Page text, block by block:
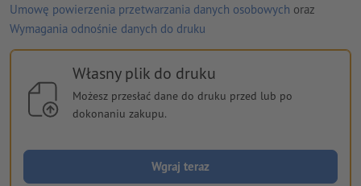
Umowę powierzenia przetwarzania danych osobowych oraz
Wymagania odnośnie danych do druku
Własny plik do druku
Możesz przesłać dane do druku przed lub po
dokonaniu zakupu.
Wgraj teraz